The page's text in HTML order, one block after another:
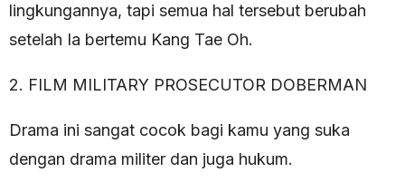
lingkungannya, tapi semua hal tersebut berubah
setelah Ia bertemu Kang Tae Oh.
2. FILM MILITARY PROSECUTOR DOBERMAN
Drama ini sangat cocok bagi kamu yang suka
dengan drama militer dan juga hukum.